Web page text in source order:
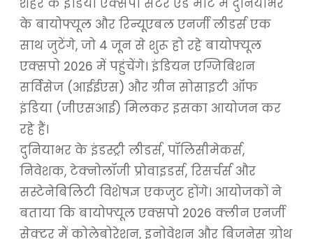
शहर के इंडिया एक्सपो सेंटर एंड मार्ट में दुनियाभर
के बायोफ्यूल और रिन्यूएबल एनर्जी लीडर्स एक
साथ जुटेंगे, जो 4 जून से शुरू हो रहे बायोफ्यूल
एक्सपो 2026 में पहुंचेंगे। इंडियन एग्जिबिशन
सर्विसेज (आईईएस) और ग्रीन सोसाइटी ऑफ
इंडिया (जीएसआई) मिलकर इसका आयोजन कर
रहे हैं।
दुनियाभर के इंडस्ट्री लीडर्स, पॉलिसीमेकर्स,
निवेशक, टेक्नोलॉजी प्रोवाइडर्स, रिसर्चर्स और
सस्टेनेबिलिटी विशेषज्ञ एकजुट होंगे। आयोजकों ने
बताया कि बायोफ्यूल एक्सपो 2026 क्लीन एनर्जी
सेक्टर में कोलेबोरेशन, इनोवेशन और बिजनेस ग्रोथ